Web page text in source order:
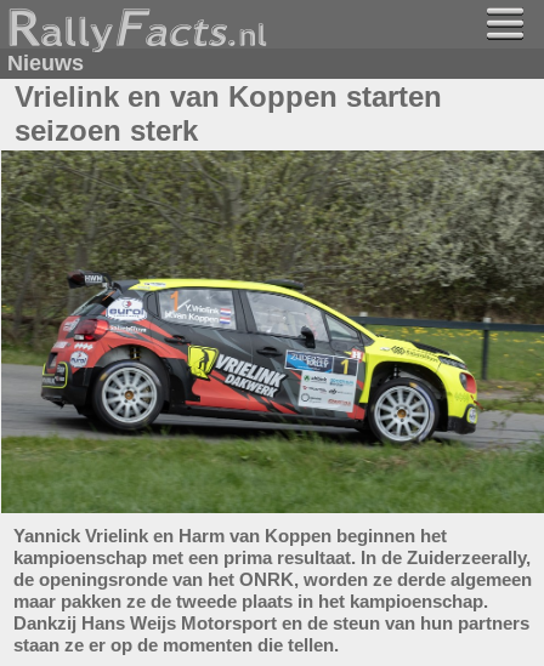
Nieuws
Vrielink en van Koppen starten
seizoen sterk
Yannick Vrielink en Harm van Koppen beginnen het
kampioenschap met een prima resultaat. In de Zuiderzeerally,
de openingsronde van het ONRK, worden ze derde algemeen
maar pakken ze de tweede plaats in het kampioenschap.
Dankzij Hans Weijs Motorsport en de steun van hun partners
staan ze er op de momenten die tellen.